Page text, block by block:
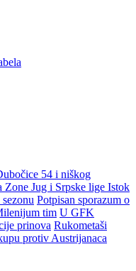
54 i niškog
Jug i Srpske lige Istok
Potpisan sporazum o
tim U GFK
prinova Rukometaši
protiv Austrijanaca